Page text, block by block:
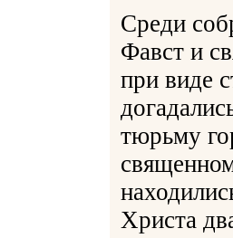
Среди
Фавст и
при виде
тюрьму
Христа